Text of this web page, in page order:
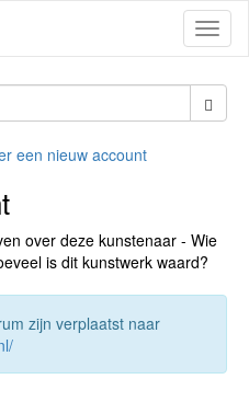
een nieuw account
over deze kunstenaar - Wie
is dit kunstwerk waard?
zijn verplaatst naar